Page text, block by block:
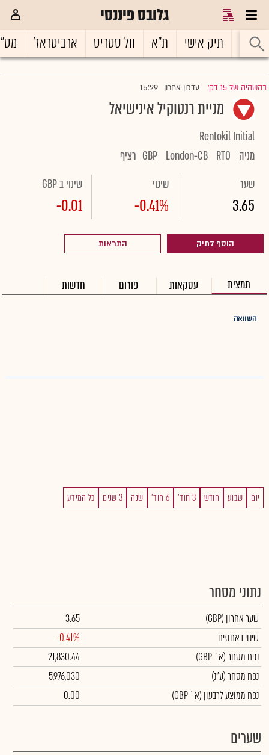
גלובס פיננסי
ראשי תיק אישי ת"א וול סטריט ארביטראז'
בהשהיה של 15 דק' |עדכון אחרון 15:29
מניית רנטוקיל אינישיאל
Rentokil Initial
מניה
RTO
London-CB
GBP רציף
שער
3.65
שינוי
-0.41%
שינוי ב GBP
-0.01
הוסף לתיק התראות
תמצית עסקאות פורום חדשות
השוואה
יום שבוע חודש 3 חוד' 6 חוד' שנה 3 שנים כל המידע
נתוני מסחר
שער אחרון (GBP)
3.65
שינוי באחוזים
-0.41%
נפח מסחר(א` GBP)
21,830.44
נפח מסחר(ע"נ)
5,976,030
נפח ממוצע לרבעון (א` GBP)
0.00
שערים